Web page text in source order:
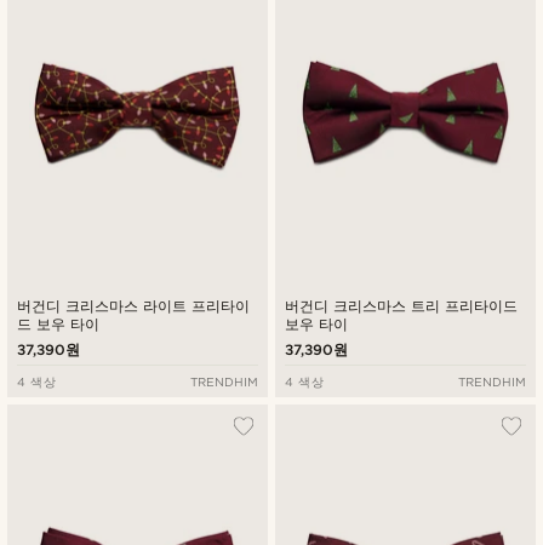
버건디 크리스마스 라이트 프리타이
드 보우 타이
37,390원
4 색상 TRENDHIM
버건디 크리스마스 트리 프리타이드
보우 타이
37,390원
4 색상 TRENDHIM